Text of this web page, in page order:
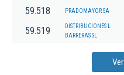
59.518 PRADOMAYOR SA
59.519
DISTRIBUCIONES L
BARRERAS SL